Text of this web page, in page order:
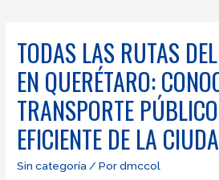
TODAS LAS RUTAS
EN QUERÉTARO:
TRANSPORTE
EFICIENTE DE LA
Sin categoría / Pordmccol